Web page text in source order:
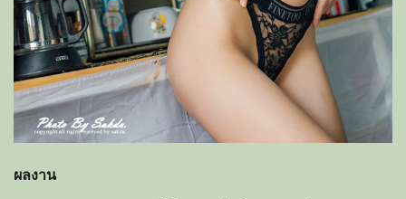
ผลงาน